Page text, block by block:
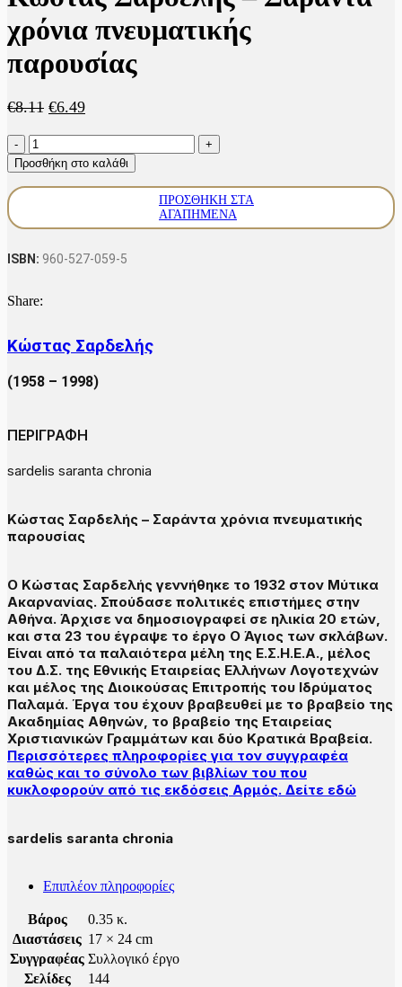
χρόνια πνευματικής
παρουσίας
€8.11 Original
€8.11.
€6.49Η
είναι:
€6.49.
Κώστας
Σαρδελής
-
Σαράντα
ποσότητα
Προσθήκη στο καλάθι
ΠΡΟΣΘΉΚΗ ΣΤΑ
ΑΓΑΠΗΜΈΝΑ
ISBN: 960-527-059-5
Share:
Kώστας Σαρδελής
(1958 – 1998)
ΠΕΡΙΓΡΑΦΗ
sardelis saranta chronia
Κώστας Σαρδελής – Σαράντα χρόνια πνευματικής
παρουσίας
O Kώστας Σαρδελής γεννήθηκε το 1932 στον Mύτικα
Aκαρνανίας. Σπούδασε πολιτικές επιστήμες στην
Aθήνα. Άρχισε να δημοσιογραφεί σε ηλικία 20 ετών,
και στα 23 του έγραψε το έργο O Άγιος των σκλάβων.
Eίναι από τα παλαιότερα μέλη της E.Σ.H.E.A., μέλος
του Δ.Σ. της Eθνικής Eταιρείας Eλλήνων Λογοτεχνών
και μέλος της Διοικούσας Eπιτροπής του Iδρύματος
Παλαμά. Έργα του έχουν βραβευθεί με το βραβείο της
Aκαδημίας Aθηνών, το βραβείο της Eταιρείας
Xριστιανικών Γραμμάτων και δύο Kρατικά Bραβεία.
Περισσότερες πληροφορίες για τον συγγραφέα
καθώς και το σύνολο των βιβλίων του που
κυκλοφορούν από τις εκδόσεις Αρμός. Δείτε εδώ
sardelis saranta chronia
Επιπλέον πληροφορίες
Βάρος
0.35 κ.
Διαστάσεις 17 × 24 cm
Συγγραφέας Συλλογικό έργο
Σελίδες
144